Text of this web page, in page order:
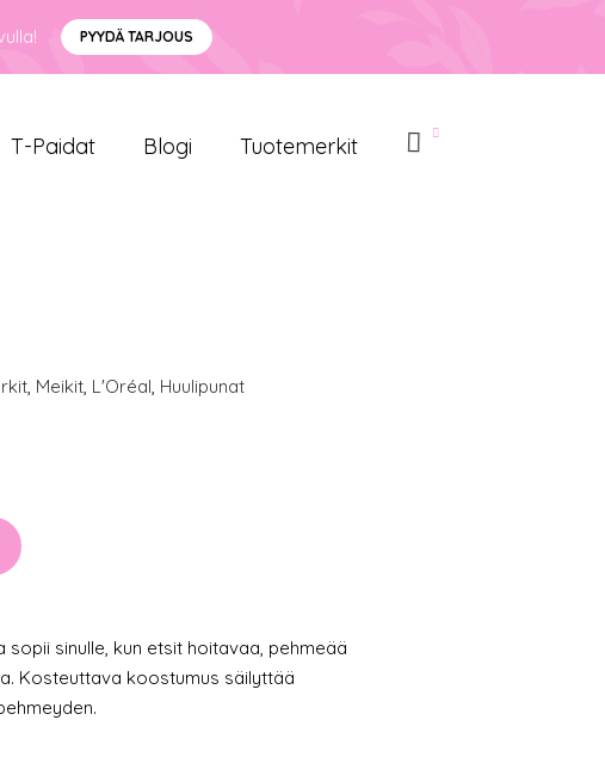
PYYDÄ TARJOUS
T-Paidat Blogi Tuotemerkit
, Meikit, L'Oréal, Huulipunat
sopii sinulle, kun etsit hoitavaa, pehmeää
Kosteuttava koostumus säilyttää